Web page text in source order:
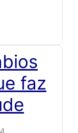
faz